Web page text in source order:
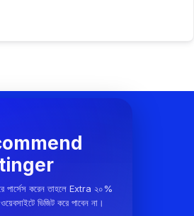
পার্সেস করেন তাহলে Extra ২০%
ভিজিট করে পাবেন না।